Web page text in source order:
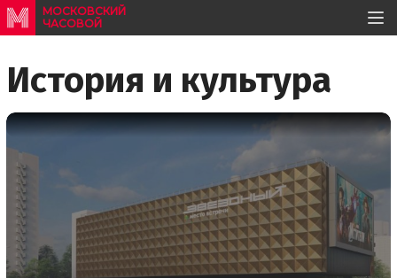
МОСКОВСКИЙ
ЧАСОВОЙ
История и культура